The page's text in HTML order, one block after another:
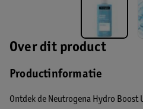
Over dit product
Productinformatie
Ontdek de Neutrogena Hydro